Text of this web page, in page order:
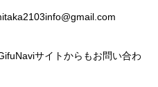
サイトからもお問い合わ